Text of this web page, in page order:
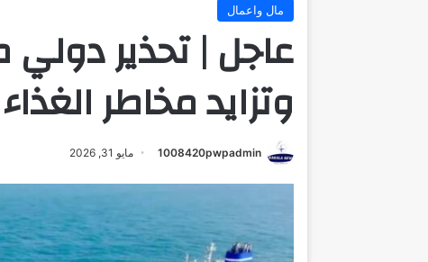
مال واعمال
عاجل | تحذير
وتزايد مخاطر
1008420pwpadmin مايو 31, 2026